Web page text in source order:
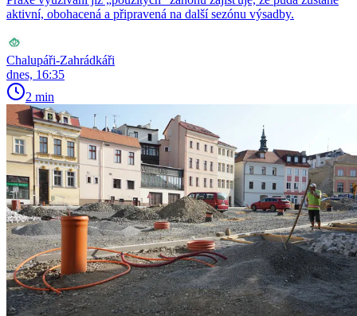
aktivní, obohacená a připravená na další sezónu výsadby.
Chalupáři-Zahrádkáři
dnes, 16:35
2 min